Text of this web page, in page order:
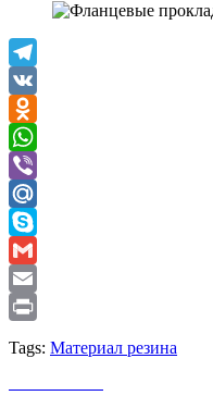
Telegram
VK
Odnoklassniki
WhatsApp
Viber
Mail.Ru
Skype
Gmail
Email
Tags: Материал резина